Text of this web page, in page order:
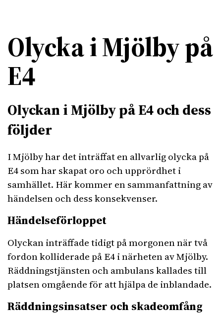
Olycka i Mjölby på
E4
Olyckan i Mjölby på E4 och dess
följder
I Mjölby har det inträffat en allvarlig olycka på
E4 som har skapat oro och upprördhet i
samhället. Här kommer en sammanfattning av
händelsen och dess konsekvenser.
Händelseförloppet
Olyckan inträffade tidigt på morgonen när två
fordon kolliderade på E4 i närheten av Mjölby.
Räddningstjänsten och ambulans kallades till
platsen omgående för att hjälpa de inblandade.
Räddningsinsatser och skadeomfång